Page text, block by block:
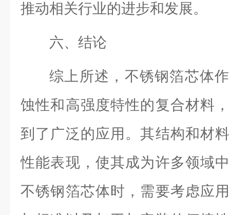
推动相关行业的进步和发展。
六、结论
综上所述，不锈钢箔芯体
蚀性和高强度特性的复合材料
到了广泛的应用。其结构和材
性能表现，使其成为许多领域
不锈钢箔芯体时，需要考虑应